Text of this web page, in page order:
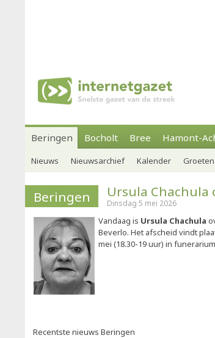
Beringen Bocholt Bree Hamont-
Nieuws Nieuwsarchief Kalender
Beringen Ursula Chachula
Dinsdag 5 mei 2026
Vandaag is Ursula Chachula
Beverlo. Het afscheid vindt
mei (18.30-19 uur) in
Recentste nieuws Beringen